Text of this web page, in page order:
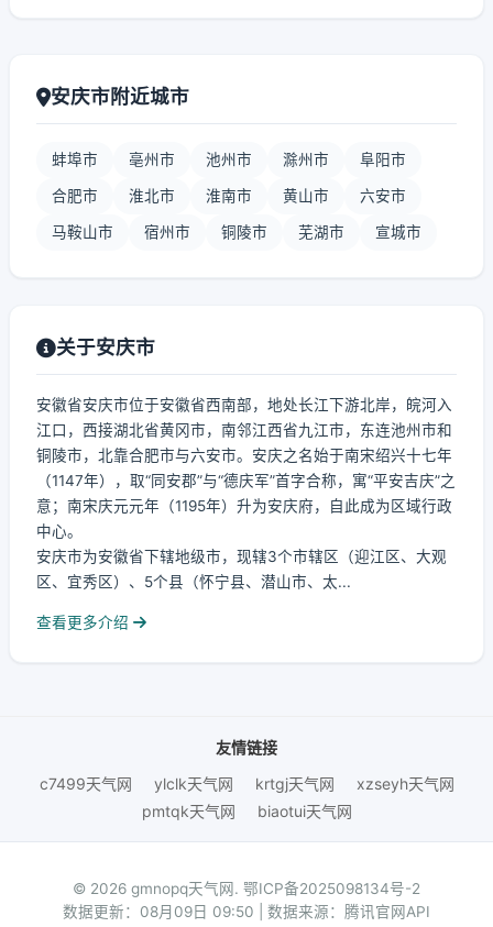
安庆市附近城市
蚌埠市 亳州市 池州市 滁州市 阜阳市
合肥市 淮北市 淮南市 黄山市 六安市
马鞍山市 宿州市 铜陵市 芜湖市 宣城市
关于安庆市
安徽省安庆市位于安徽省西南部，地处长江下游北岸，皖河入
江口，西接湖北省黄冈市，南邻江西省九江市，东连池州市和
铜陵市，北靠合肥市与六安市。安庆之名始于南宋绍兴十七年
（1147年），取“同安郡”与“德庆军”首字合称，寓“平安吉庆”之
意；南宋庆元元年（1195年）升为安庆府，自此成为区域行政
中心。
安庆市为安徽省下辖地级市，现辖3个市辖区（迎江区、大观
区、宜秀区）、5个县（怀宁县、潜山市、太...
查看更多介绍
友情链接
c7499天气网
ylclk天气网 krtgj天气网
xzseyh天气网
pmtqk天气网
biaotui天气网
© 2026 gmnopq天气网. 鄂ICP备2025098134号-2
数据更新：08月09日 09:50 | 数据来源：腾讯官网API